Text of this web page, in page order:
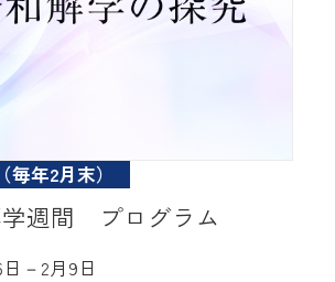
年2月末）
学週間 プログラム
－2月9日